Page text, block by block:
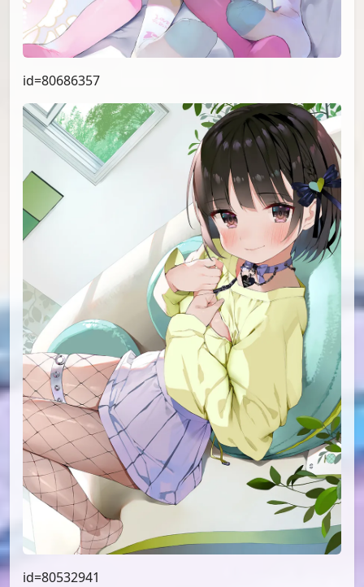
id=80686357
id=80532941